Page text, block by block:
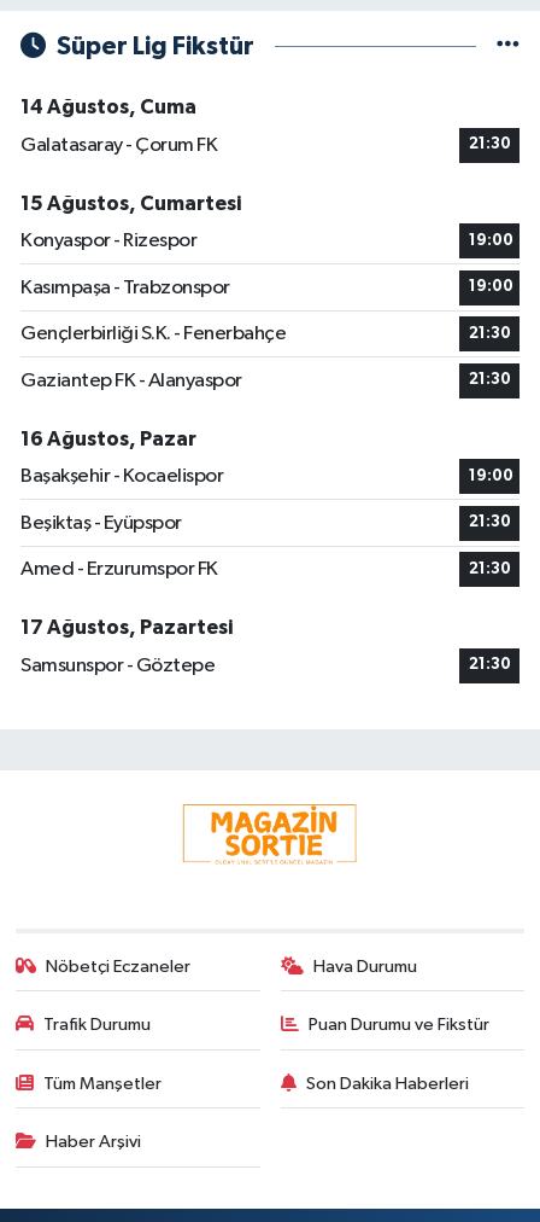
Süper Lig Fikstür
14 Ağustos, Cuma
Galatasaray - Çorum FK
21:30
15 Ağustos, Cumartesi
Konyaspor - Rizespor
19:00
Kasımpaşa - Trabzonspor 19:00
Gençlerbirliği S.K. - Fenerbahçe 21:30
Gaziantep FK - Alanyaspor 21:30
16 Ağustos, Pazar
Başakşehir - Kocaelispor
19:00
Beşiktaş - Eyüpspor 21:30
Amed - Erzurumspor FK 21:30
17 Ağustos, Pazartesi
Samsunspor - Göztepe
21:30
Nöbetçi Eczaneler Hava Durumu
Trafik Durumu Puan Durumu ve Fikstür
Tüm Manşetler Son Dakika Haberleri
Haber Arşivi